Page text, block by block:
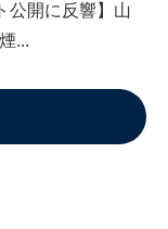
公開に反響】山
...